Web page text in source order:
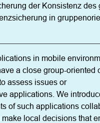
der Konsistenz des
in
in mobile
a close group-oriented
assess issues or
applications. We
of such applications
local decisions that